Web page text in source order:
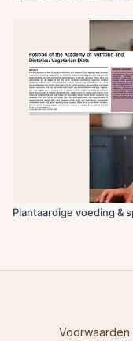
Plantaardige voeding &
Voorwaarden